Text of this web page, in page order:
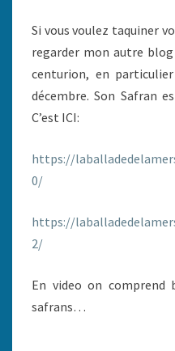
Si vous voulez taquiner
regarder mon autre
centurion, en
décembre. Son Safran
C’est ICI:
https://
0/
https://
2/
En video on comprend
safrans…